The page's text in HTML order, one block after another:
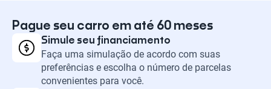
Pague seu carro em até 60 meses
Simule seu financiamento
Faça uma simulação de acordo com suas
preferências e escolha o número de parcelas
convenientes para você.